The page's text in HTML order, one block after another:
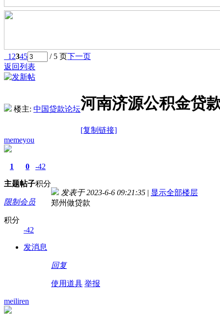
1 2345 / 5 页下一页
返回列表
楼主: 中国贷款论坛河南济源公积金贷
[复制链接]
memeyou
1
主题
0
帖子
-42
积分
限制会员
积分
-42
发消息
发表于 2023-6-6 09:21:35 | 显示全部楼层
郑州做贷款
回复
使用道具 举报
meiliren